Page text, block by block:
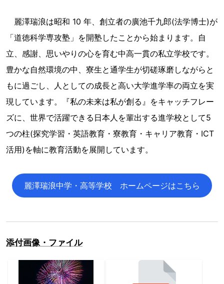
麗澤瑞浪は昭和 10 年、創立者の廣池千九郎(法学博士)が
「道徳科学専攻塾」を開塾したことから始まります。自
立、感謝、思いやりの心を育む中高一貫の私立学校です。
豊かな自然環境の中、寮生と通学生が切磋琢磨しながらと
もに過ごし、人としての成長と高い大学進学率の両立を実
現しています。『私の未来は私が創る』をキャッチフレー
ズに、世界で活躍できる日本人を輩出する進学校として5
つの柱(探究学習・英語教育・寮教育・キャリア教育・ICT
活用)を軸に教育活動を展開しています。
麗澤瑞浪中学・高等学校 ホームページはこちら
添付画像・ファイル